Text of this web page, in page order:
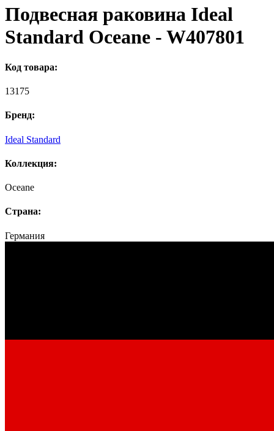
Подвесная раковина Ideal
Standard Oceane - W407801
Код товара:
13175
Бренд:
Ideal Standard
Коллекция:
Oceane
Страна:
Германия